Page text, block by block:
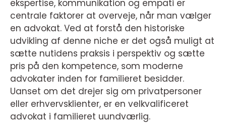
ekspertise, kommunikation og empati er
centrale faktorer at overveje, når man vælger
en advokat. Ved at forstå den historiske
udvikling af denne niche er det også muligt at
sætte nutidens praksis i perspektiv og sætte
pris på den kompetence, som moderne
advokater inden for familieret besidder.
Uanset om det drejer sig om privatpersoner
eller erhvervsklienter, er en velkvalificeret
advokat i familieret uundværlig.